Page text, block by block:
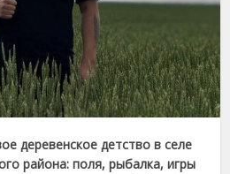
деревенское детство в селе
района: поля, рыбалка, игры